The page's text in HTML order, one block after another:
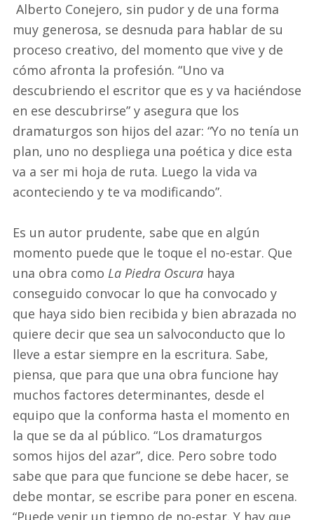
Alberto Conejero, sin pudor y de una forma
muy generosa, se desnuda para hablar de su
proceso creativo, del momento que vive y de
cómo afronta la profesión. “Uno va
descubriendo el escritor que es y va haciéndose
en ese descubrirse” y asegura que los
dramaturgos son hijos del azar: “Yo no tenía un
plan, uno no despliega una poética y dice esta
va a ser mi hoja de ruta. Luego la vida va
aconteciendo y te va modificando”.
Es un autor prudente, sabe que en algún
momento puede que le toque el no-estar. Que
una obra como La Piedra Oscura haya
conseguido convocar lo que ha convocado y
que haya sido bien recibida y bien abrazada no
quiere decir que sea un salvoconducto que lo
lleve a estar siempre en la escritura. Sabe,
piensa, que para que una obra funcione hay
muchos factores determinantes, desde el
equipo que la conforma hasta el momento en
la que se da al público. “Los dramaturgos
somos hijos del azar”, dice. Pero sobre todo
sabe que para que funcione se debe hacer, se
debe montar, se escribe para poner en escena.